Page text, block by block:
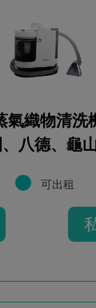
氣織物清洗
、八德、龜
可出租